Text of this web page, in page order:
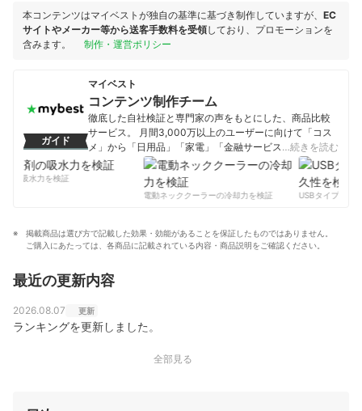
本コンテンツはマイベストが独自の基準に基づき制作していますが、 EC
サイトやメーカー等から送客手数料を受領しており、プロモーションを
含みます。
制作・運営ポリシー
ガイド
マイベスト
コンテンツ制作チーム
徹底した自社検証と専門家の声をもとにした、商品比較
サービス。 月間3,000万以上のユーザーに向けて「コス
メ」から「日用品」「家電」「金融サービス」まで、ベ
ストな商品を選んでもらうために、毎日コンテンツを制
コンテンツ制作チームのプロフィール
…続きを読む
の吸水力を検証
電動ネッククーラーの冷却力を検証
USBタイプCケー
掲載商品は選び方で記載した効果・効能があることを保証したものではありません。
ご購入にあたっては、各商品に記載されている内容・商品説明をご確認ください。
最近の更新内容
2026.08.07 更新
ランキングを更新しました。
全部見る